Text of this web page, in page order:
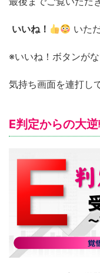
いいね！ いた
※いいね！ボタンがな
気持ち画面を連打し
E判定からの大逆